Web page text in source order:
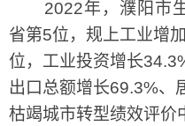
2022年，濮阳市生
省第5位，规上工业增
位，工业投资增长
出口总额增长69.3%、
枯竭城市转型绩效评价